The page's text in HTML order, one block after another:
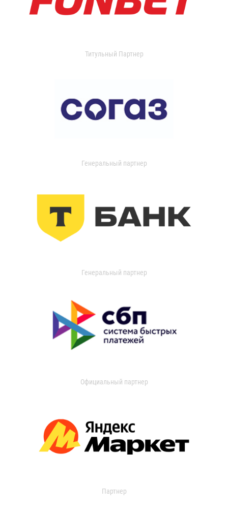
Титульный Партнер
Генеральный партнер
Генеральный партнер
Официальный партнер
Партнер